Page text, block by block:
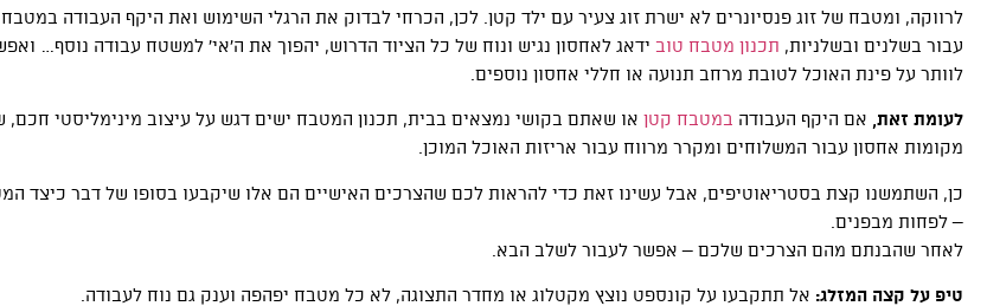
לרווקה, ומטבח של זוג פנסיונרים לא ישרת זוג צעיר עם ילד קטן. לכן, הכרחי לבדוק את הרגלי השימוש ואת היקף העבודה
עבור בשלנים ובשלניות, תכנון מטבח טוב ידאג לאחסון נגיש ונוח של כל הציוד הדרוש, יהפוך את ה’אי’ למשטח עבודה נוסף…
לוותר על פינת האוכל לטובת מרחב תנועה או חללי אחסון נוספים.
לעומת זאת, אם היקף העבודה במטבח קטן או שאתם בקושי נמצאים בבית, תכנון המטבח ישים דגש על עיצוב מינימליסטי
מקומות אחסון עבור המשלוחים ומקרר מרווח עבור אריזות האוכל המוכן.
כן, השתמשנו קצת בסטריאוטיפים, אבל עשינו זאת כדי להראות לכם שהצרכים האישיים הם אלו שיקבעו בסופו של דבר כיצד
– לפחות מבפנים.
לאחר שהבנתם מהם הצרכים שלכם – אפשר לעבור לשלב הבא.
טיפ על קצה המזלג: אל תתקבעו על קונספט נוצץ מקטלוג או מחדר התצוגה, לא כל מטבח יפהפה וענק גם נוח לעבודה.